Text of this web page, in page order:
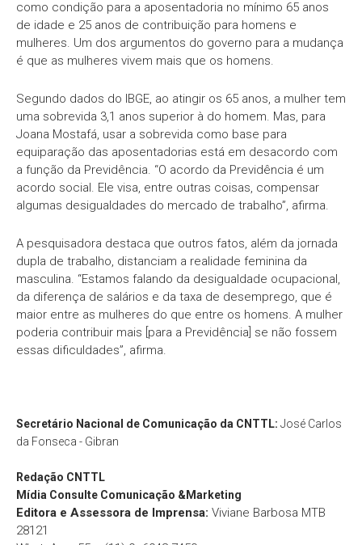
como condição para a aposentadoria no mínimo 65 anos
de idade e 25 anos de contribuição para homens e
mulheres. Um dos argumentos do governo para a mudança
é que as mulheres vivem mais que os homens.
Segundo dados do IBGE, ao atingir os 65 anos, a mulher tem
uma sobrevida 3,1 anos superior à do homem. Mas, para
Joana Mostafá, usar a sobrevida como base para
equiparação das aposentadorias está em desacordo com
a função da Previdência. “O acordo da Previdência é um
acordo social. Ele visa, entre outras coisas, compensar
algumas desigualdades do mercado de trabalho”, afirma.
A pesquisadora destaca que outros fatos, além da jornada
dupla de trabalho, distanciam a realidade feminina da
masculina. “Estamos falando da desigualdade ocupacional,
da diferença de salários e da taxa de desemprego, que é
maior entre as mulheres do que entre os homens. A mulher
poderia contribuir mais [para a Previdência] se não fossem
essas dificuldades”, afirma.
Secretário Nacional de Comunicação da CNTTL: José Carlos
da Fonseca - Gibran
Redação CNTTL
Mídia Consulte Comunicação &Marketing
Editora e Assessora de Imprensa: Viviane Barbosa MTB
28121